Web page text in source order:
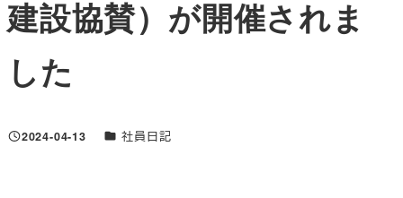
建設協賛）が開催されま
した
投稿日
2024-04-13 ブログカテゴリ
社員日記